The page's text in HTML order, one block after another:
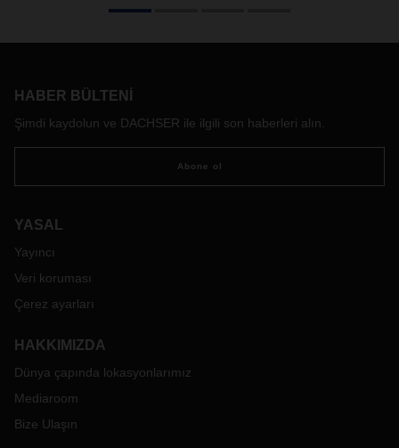
talepleri: DACHSER'in yardımıyla, İsviçreli şirket IGP
bir lojistik modeli nasıl ortaya çıkıyor?
HABER BÜLTENI
Şimdi kaydolun ve DACHSER ile ilgili son haberleri alın.
Abone ol
YASAL
Yayıncı
Veri koruması
Çerez ayarları
HAKKIMIZDA
Dünya çapında lokasyonlarımız
Mediaroom
Bize Ulaşın